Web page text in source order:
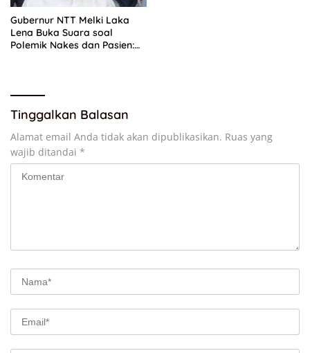
Gubernur NTT Melki Laka
Lena Buka Suara soal
Polemik Nakes dan Pasien:
Tinggalkan Balasan
Alamat email Anda tidak akan dipublikasikan. Ruas yang
wajib ditandai *